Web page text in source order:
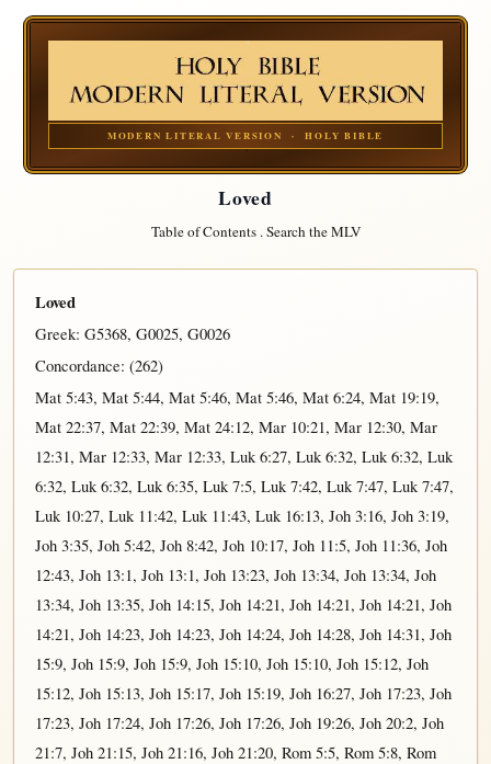
MODERN LITERAL VERSION · HOLY BIBLE
Loved
Table of Contents.Search the MLV
Loved
Greek: G5368, G0025, G0026
Concordance: (262)
Mat 5:43, Mat 5:44, Mat 5:46, Mat 5:46, Mat 6:24, Mat 19:19,
Mat 22:37, Mat 22:39, Mat 24:12, Mar 10:21, Mar 12:30, Mar
12:31, Mar 12:33, Mar 12:33, Luk 6:27, Luk 6:32, Luk 6:32, Luk
6:32, Luk 6:32, Luk 6:35, Luk 7:5, Luk 7:42, Luk 7:47, Luk 7:47,
Luk 10:27, Luk 11:42, Luk 11:43, Luk 16:13, Joh 3:16, Joh 3:19,
Joh 3:35, Joh 5:42, Joh 8:42, Joh 10:17, Joh 11:5, Joh 11:36, Joh
12:43, Joh 13:1, Joh 13:1, Joh 13:23, Joh 13:34, Joh 13:34, Joh
13:34, Joh 13:35, Joh 14:15, Joh 14:21, Joh 14:21, Joh 14:21, Joh
14:21, Joh 14:23, Joh 14:23, Joh 14:24, Joh 14:28, Joh 14:31, Joh
15:9, Joh 15:9, Joh 15:9, Joh 15:10, Joh 15:10, Joh 15:12, Joh
15:12, Joh 15:13, Joh 15:17, Joh 15:19, Joh 16:27, Joh 17:23, Joh
17:23, Joh 17:24, Joh 17:26, Joh 17:26, Joh 19:26, Joh 20:2, Joh
21:7, Joh 21:15, Joh 21:16, Joh 21:20, Rom 5:5, Rom 5:8, Rom